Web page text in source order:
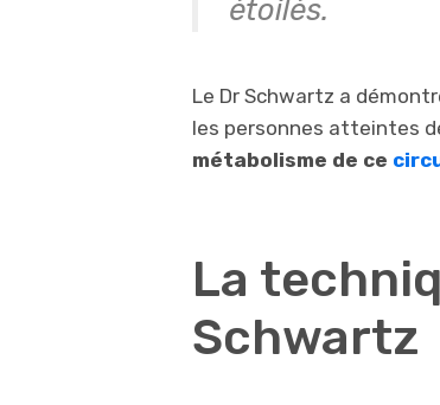
étoilés.
Le Dr Schwartz a
les personnes atteintes
métabolisme de ce
La
Schwartz